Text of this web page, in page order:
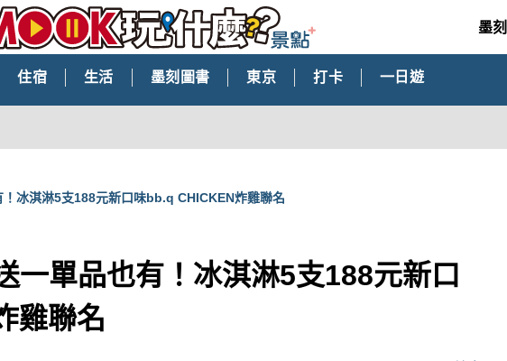
墨
住宿 生活 墨刻圖書 東京 打卡 一日遊
冰淇淋5支188元新口味bb.q CHICKEN炸雞聯名
一單品也有！冰淇淋5支188元新口
雞聯名